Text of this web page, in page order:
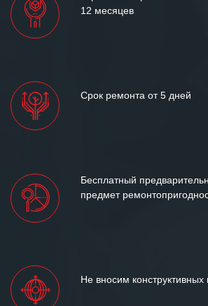
12 месяцев
Срок ремонта от 5 дней
Бесплатный
предмет
Не вносим конструктивных